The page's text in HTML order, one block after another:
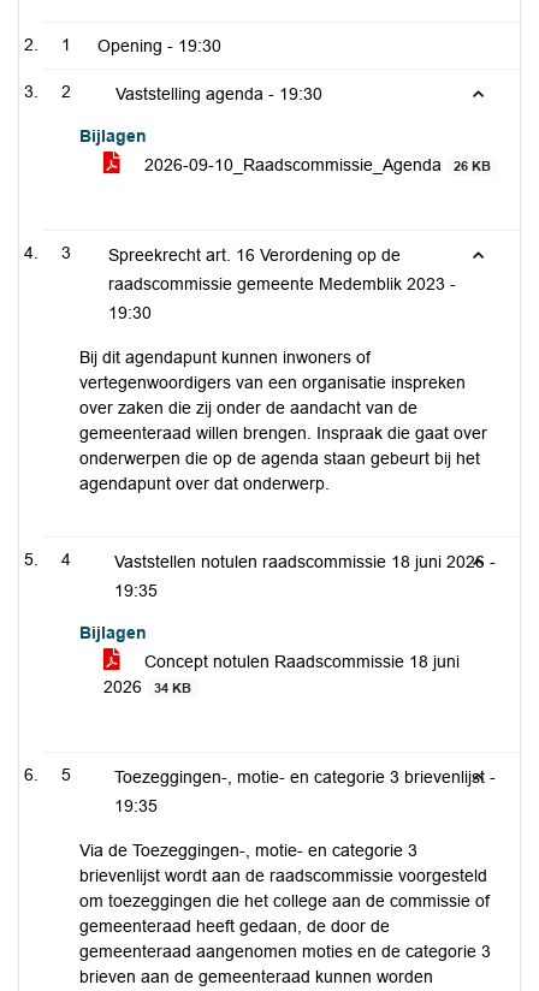
1 Opening - 19:30
2 Vaststelling agenda - 19:30
Bijlagen
2026-09-10_Raadscommissie_Agenda
26 KB
3
Spreekrecht art. 16 Verordening op de
raadscommissie gemeente Medemblik 2023 -
19:30
Bij dit agendapunt kunnen inwoners of
vertegenwoordigers van een organisatie inspreken
over zaken die zij onder de aandacht van de
gemeenteraad willen brengen. Inspraak die gaat over
onderwerpen die op de agenda staan gebeurt bij het
agendapunt over dat onderwerp.
4
Vaststellen notulen raadscommissie 18 juni 2026 -
19:35
Bijlagen
Concept notulen Raadscommissie 18 juni
2026
34 KB
5
Toezeggingen-, motie- en categorie 3 brievenlijst -
19:35
Via de Toezeggingen-, motie- en categorie 3
brievenlijst wordt aan de raadscommissie voorgesteld
om toezeggingen die het college aan de commissie of
gemeenteraad heeft gedaan, de door de
gemeenteraad aangenomen moties en de categorie 3
brieven aan de gemeenteraad kunnen worden